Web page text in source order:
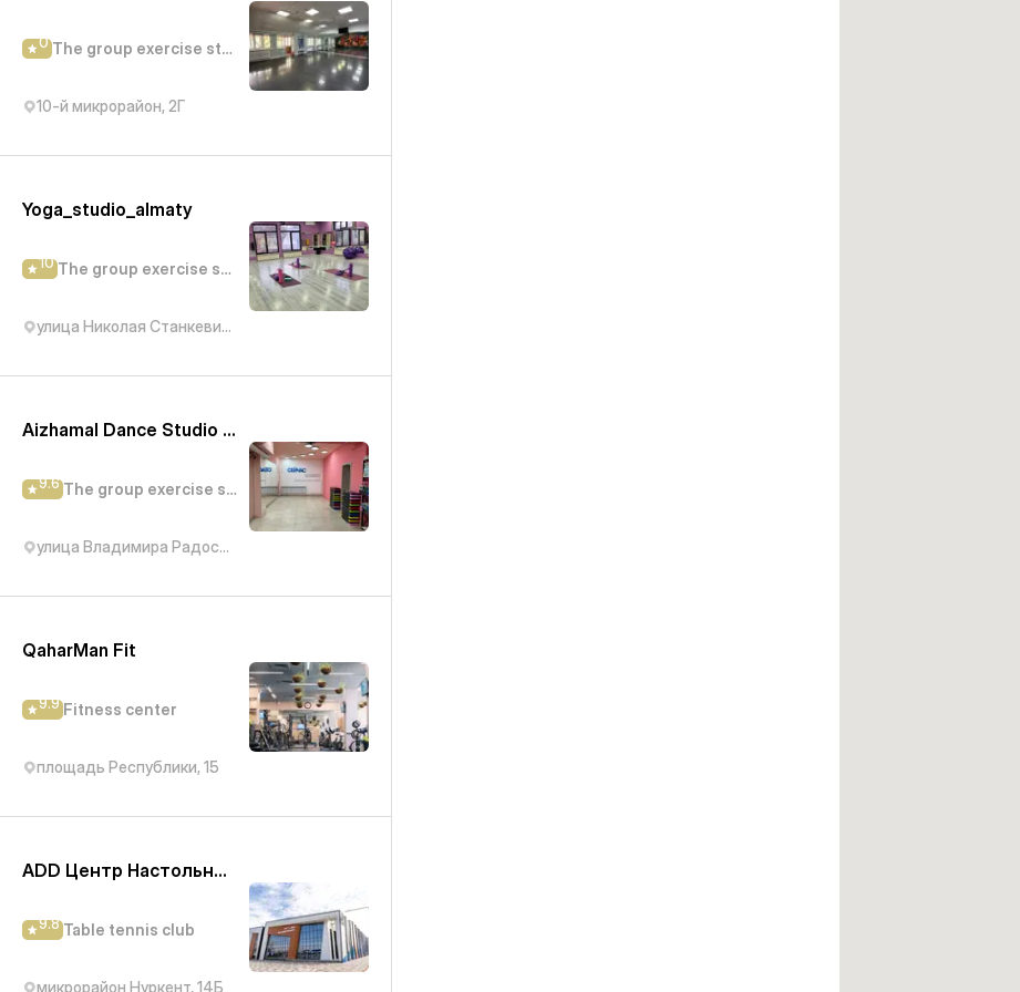
0 The group exercise studio
10-й микрорайон, 2Г
Yoga_studio_almaty
10 The group exercise studio
улица Николая Станкевича, 43
Aizhamal Dance Studio Радостовца
9.6 The group exercise studio
улица Владимира Радостовца, 124
QaharMan Fit
9.9 Fitness center
площадь Республики, 15
ADD Центр Настольного Тенниса
9.8 Table tennis club
микрорайон Нуркент, 14Б